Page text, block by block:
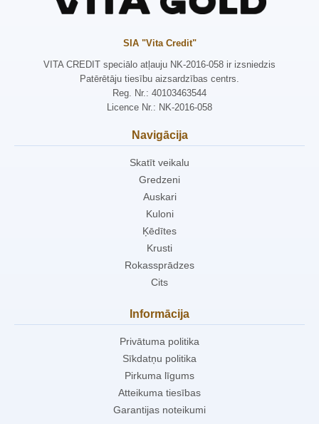
SIA "Vita Credit"
VITA CREDIT speciālo atļauju NK-2016-058 ir izsniedzis
Patērētāju tiesību aizsardzības centrs.
Reg. Nr.: 40103463544
Licence Nr.: NK-2016-058
Navigācija
Skatīt veikalu
Gredzeni
Auskari
Kuloni
Ķēdītes
Krusti
Rokassprādzes
Cits
Informācija
Privātuma politika
Sīkdatņu politika
Pirkuma līgums
Atteikuma tiesības
Garantijas noteikumi